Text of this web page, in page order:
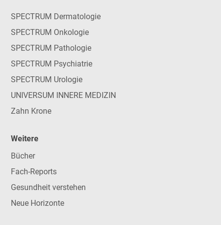
SPECTRUM Dermatologie
SPECTRUM Onkologie
SPECTRUM Pathologie
SPECTRUM Psychiatrie
SPECTRUM Urologie
UNIVERSUM INNERE MEDIZIN
Zahn Krone
Weitere
Bücher
Fach-Reports
Gesundheit verstehen
Neue Horizonte